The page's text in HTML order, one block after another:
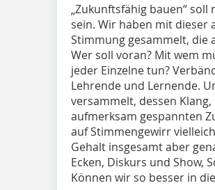
„Zukunftsfähig bauen“
sein. Wir haben mit dieser
Stimmung gesammelt, die
Wer soll voran? Mit wem
jeder Einzelne tun?
Lehrende und Lernende.
versammelt, dessen
aufmerksam gespannten
auf Stimmengewirr
Gehalt insgesamt aber
Ecken, Diskurs und Show,
Können wir so besser in